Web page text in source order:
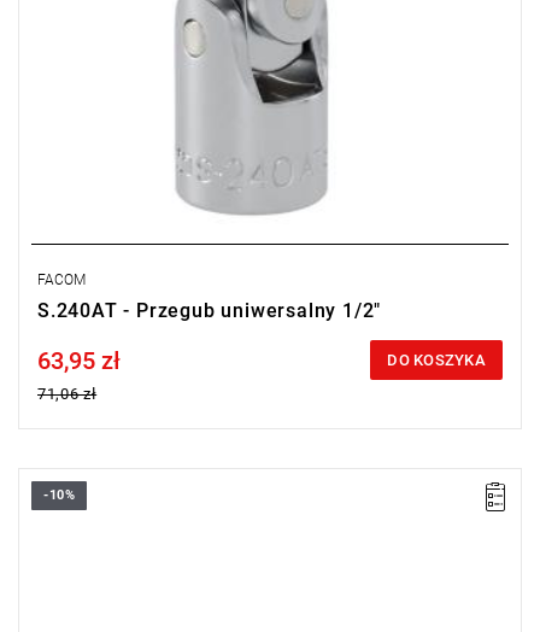
FACOM
S.240AT - Przegub uniwersalny 1/2"
Price tax included
63,95 zł
71,06 zł
DO KOSZYKA
-10%